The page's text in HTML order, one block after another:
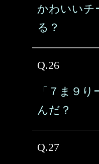
かわいいチ
る？
Q.26
「７ま９
んだ？
Q.27